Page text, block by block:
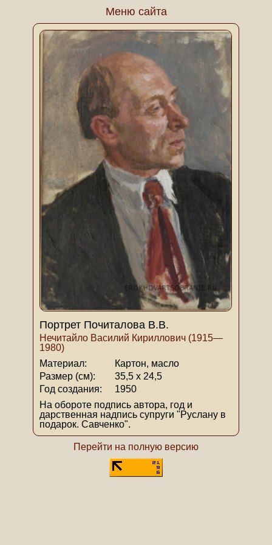
Меню сайта
Портрет Почиталова В.В.
Нечитайло Василий Кириллович (1915—
1980)
Материал:
Картон, масло
Размер (см):
35,5 х 24,5
Год создания:
1950
На обороте подпись автора, год и
дарственная надпись супруги "Руслану в
подарок. Савченко".
Перейти на полную версию